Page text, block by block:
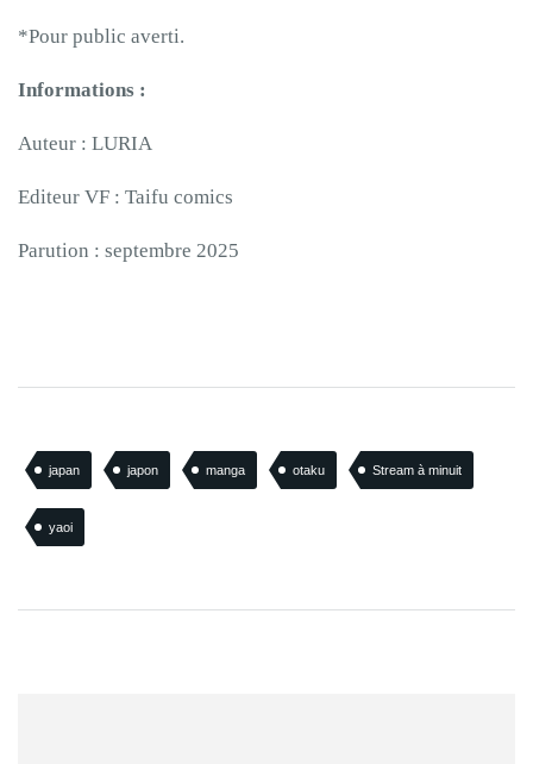
*Pour public averti.
Informations :
Auteur : LURIA
Editeur VF : Taifu comics
Parution : septembre 2025
japan japon manga otaku Stream à minuit
yaoi